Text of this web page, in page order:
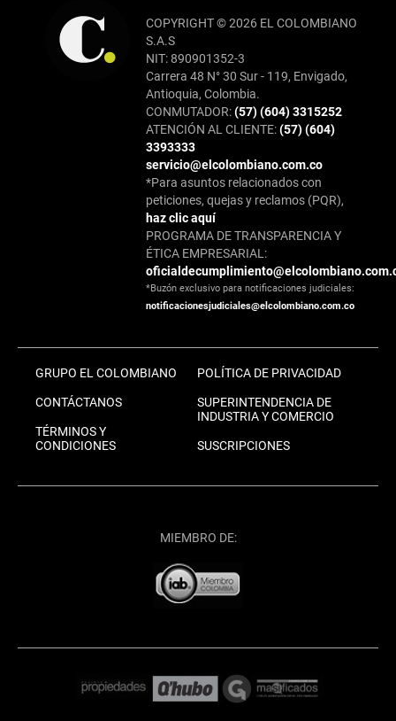
COPYRIGHT © 2026 EL COLOMBIANO
S.A.S
NIT: 890901352-3
Carrera 48 N° 30 Sur - 119, Envigado,
Antioquia, Colombia.
CONMUTADOR:(57) (604) 3315252
ATENCIÓN AL CLIENTE:(57) (604)
3393333
servicio@elcolombiano.com.co
*Para asuntos relacionados con
peticiones, quejas y reclamos (PQR),
haz clic aquí
PROGRAMA DE TRANSPARENCIA Y
ÉTICA EMPRESARIAL:
*Buzón exclusivo para notificaciones judiciales:
notificacionesjudiciales@elcolombiano.com.co
GRUPO EL COLOMBIANO
CONTÁCTANOS
TÉRMINOS Y
CONDICIONES
POLÍTICA DE PRIVACIDAD
SUPERINTENDENCIA DE
INDUSTRIA Y COMERCIO
SUSCRIPCIONES
MIEMBRO DE: